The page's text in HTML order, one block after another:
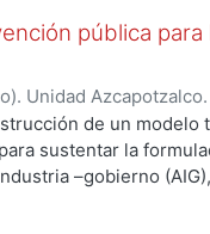
pública para
Unidad
- MARQUEZ,
de un modelo
sustentar la
–gobierno